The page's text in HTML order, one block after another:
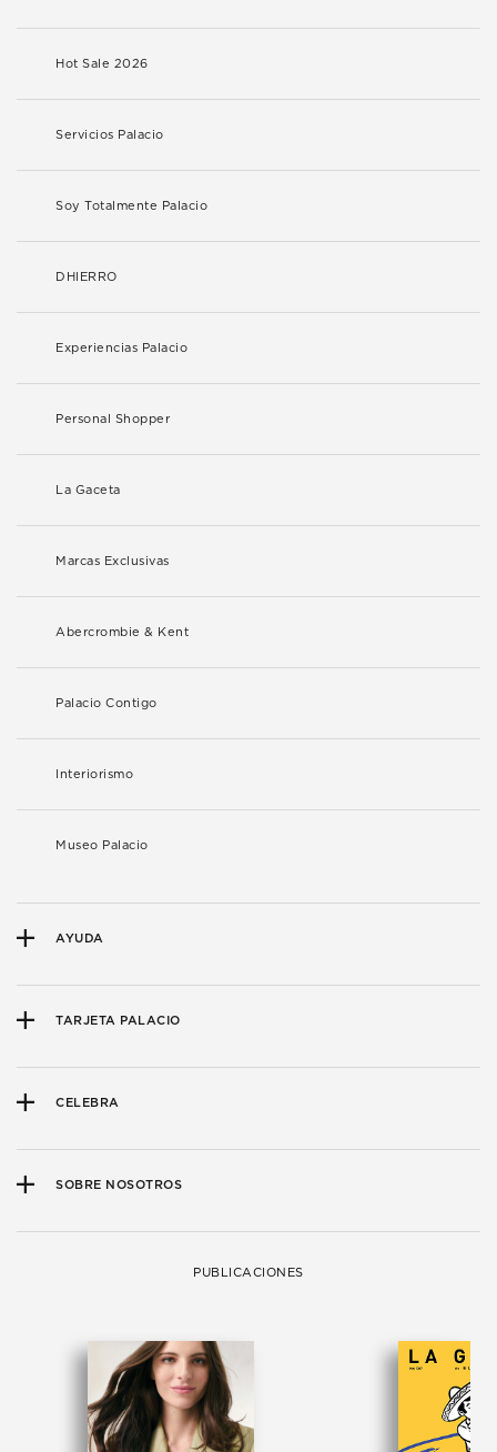
Hot Sale 2026
Servicios Palacio
Soy Totalmente Palacio
DHIERRO
Experiencias Palacio
Personal Shopper
La Gaceta
Marcas Exclusivas
Abercrombie & Kent
Palacio Contigo
Interiorismo
Museo Palacio
AYUDA
TARJETA PALACIO
CELEBRA
SOBRE NOSOTROS
PUBLICACIONES